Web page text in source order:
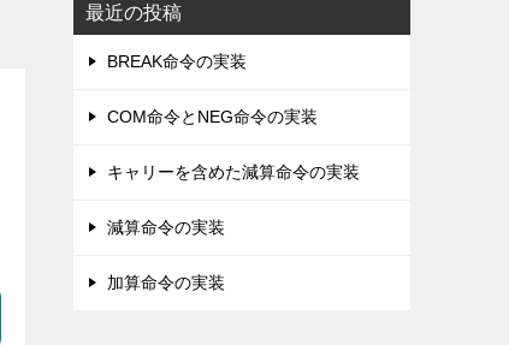
最近の投稿
BREAK命令の実装
COM命令とNEG命令の実装
キャリーを含めた減算命令の実装
減算命令の実装
加算命令の実装